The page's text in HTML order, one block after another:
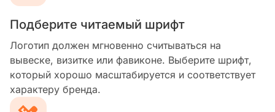
Подберите читаемый шрифт
Логотип должен мгновенно считываться на
вывеске, визитке или фавиконе. Выберите шрифт,
который хорошо масштабируется и соответствует
характеру бренда.